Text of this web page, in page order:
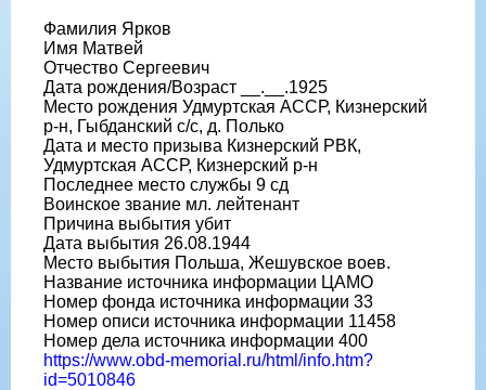
Фамилия Ярков
Имя Матвей
Отчество Сергеевич
Дата рождения/Возраст __.__.1925
Место рождения Удмуртская АССР, Кизнерский
р-н, Гыбданский с/с, д. Полько
Дата и место призыва Кизнерский РВК,
Удмуртская АССР, Кизнерский р-н
Последнее место службы 9 сд
Воинское звание мл. лейтенант
Причина выбытия убит
Дата выбытия 26.08.1944
Место выбытия Польша, Жешувское воев.
Название источника информации ЦАМО
Номер фонда источника информации 33
Номер описи источника информации 11458
Номер дела источника информации 400
https://www.obd-memorial.ru/html/info.htm?
id=5010846